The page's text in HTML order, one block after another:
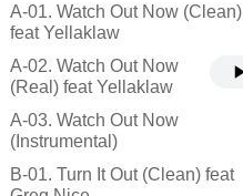
A-01. Watch Out Now (Clean)
feat Yellaklaw
A-02. Watch Out Now
(Real) feat Yellaklaw
A-03. Watch Out Now
(Instrumental)
B-01. Turn It Out (Clean) feat